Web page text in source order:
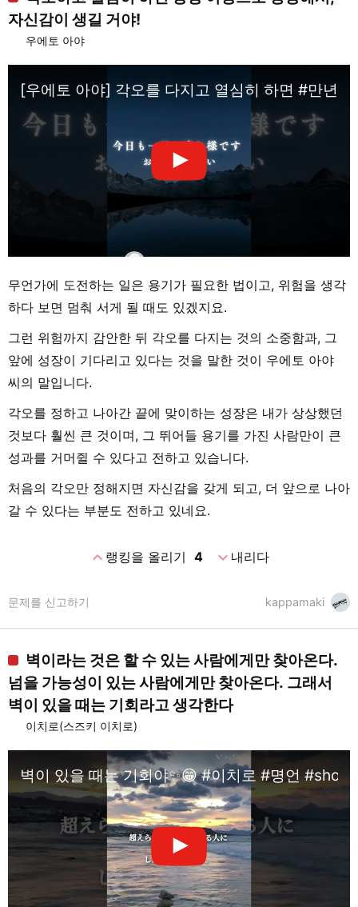
자신감이 생길 거야!
우에토 아야
[우에토 아야] 각오를 다지고 열심히 하면 #만년
무언가에 도전하는 일은 용기가 필요한 법이고, 위험을 생각
하다 보면 멈춰 서게 될 때도 있겠지요.
그런 위험까지 감안한 뒤 각오를 다지는 것의 소중함과, 그
앞에 성장이 기다리고 있다는 것을 말한 것이 우에토 아야
씨의 말입니다.
각오를 정하고 나아간 끝에 맞이하는 성장은 내가 상상했던
것보다 훨씬 큰 것이며, 그 뛰어들 용기를 가진 사람만이 큰
성과를 거머쥘 수 있다고 전하고 있습니다.
처음의 각오만 정해지면 자신감을 갖게 되고, 더 앞으로 나아
갈 수 있다는 부분도 전하고 있네요.
expand_less랭킹을 올리기 4 expand_more내리다
kappamaki
문제를 신고하기
벽이라는 것은 할 수 있는 사람에게만 찾아온다.
넘을 가능성이 있는 사람에게만 찾아온다. 그래서
벽이 있을 때는 기회라고 생각한다
이치로(스즈키 이치로)
벽이 있을 때는 기회야✨😁 #이치로 #명언